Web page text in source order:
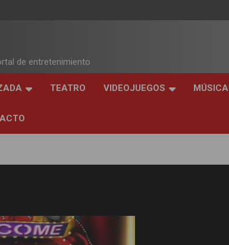
de entretenimiento
TEATRO VIDEOJUEGOS MÚSICA